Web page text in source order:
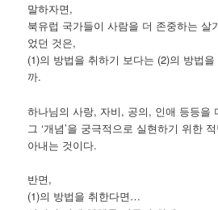
말하자면,
북유럽 국가들이 사람을 더 존중하는 살
었던 것은,
(1)의 방법을 취하기 보다는 (2)의 방법
까.
하나님의 사랑, 자비, 공의, 인애 등등을
그 ‘개념’을 궁극적으로 실현하기 위한
아내는 것이다.
반면,
(1)의 방법을 취한다면…